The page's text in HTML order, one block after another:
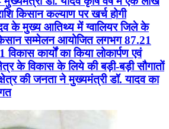
किसान कल्याण पर खर्च होगी
के मुख्य आतिथ्य में ग्वालियर जिले के
सम्मेलन आयोजित लगभग 87.21
कार्यों का किया लोकार्पण एवं
के विकास के लिये की बड़ी-बड़ी सौगातों
की जनता ने मुख्यमंत्री डॉ. यादव का